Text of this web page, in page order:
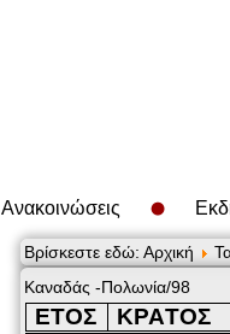
Ανακοινώσεις
Βρίσκεστε εδώ: Αρχική
Καναδάς -Πολωνία/98
ΕΤΟΣ ΚΡΑTΟΣ